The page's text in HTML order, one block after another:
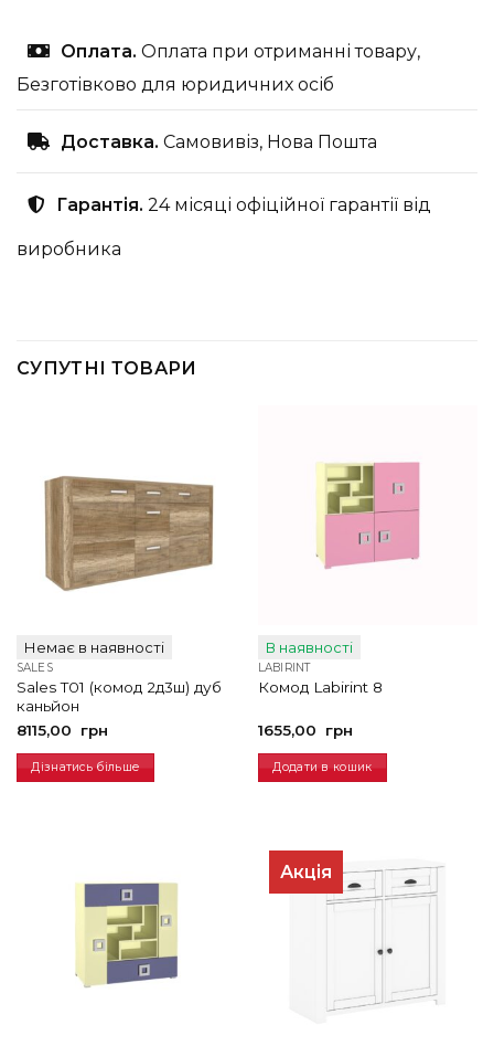
Оплата. Оплата при отриманні товару,
Безготівково для юридичних осіб
Доставка. Самовивіз, Нова Пошта
Гарантія. 24 місяці офіційної гарантії від
виробника
СУПУТНІ ТОВАРИ
Немає в наявності
SALES
Sales T01 (комод 2д3ш) дуб
каньйон
8115,00
грн
Дізнатись більше
В наявності
LABIRINT
Комод Labirint 8
1655,00 грн
Додати в кошик
Акція